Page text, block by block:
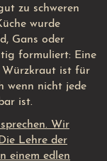
zu schweren
wurde
Gans oder
formuliert: Eine
Würzkraut ist für
wenn nicht jede
ist.
Wir
Lehre der
einem edlen